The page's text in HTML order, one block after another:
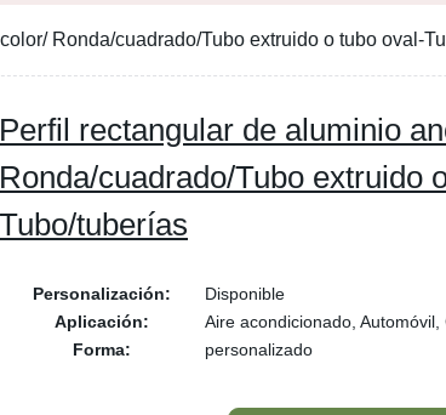
Ronda/cuadrado/Tubo extruido o tubo oval-
Perfil rectangular de aluminio
Ronda/cuadrado/Tubo extruido
Tubo/tuberías
Personalización:
Disponible
Aplicación:
Aire acondicionado,
Forma:
personalizado